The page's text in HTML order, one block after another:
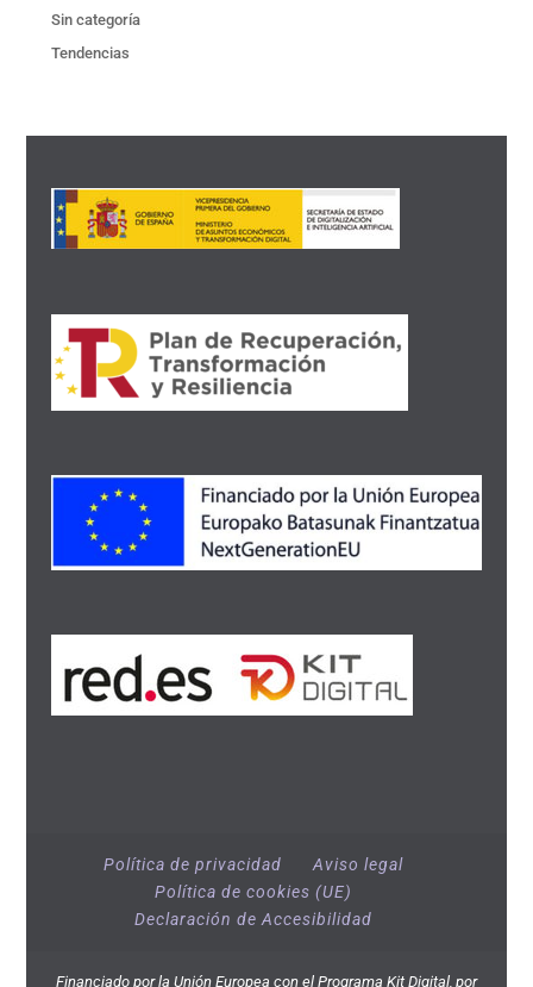
Sin categoría
Tendencias
Política de privacidad
Aviso legal
Política de cookies (UE)
Declaración de Accesibilidad
Financiado por la Unión Europea con el Programa Kit Digital, por